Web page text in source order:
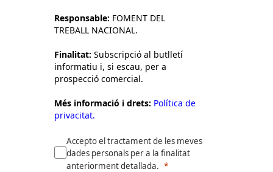
Responsable: FOMENT DEL
TREBALL NACIONAL.
Finalitat: Subscripció al butlletí
informatiu i, si escau, per a
prospecció comercial.
Més informació i drets: Política de
privacitat.
Accepto el tractament de les meves
dades personals per a la finalitat
anteriorment detallada.